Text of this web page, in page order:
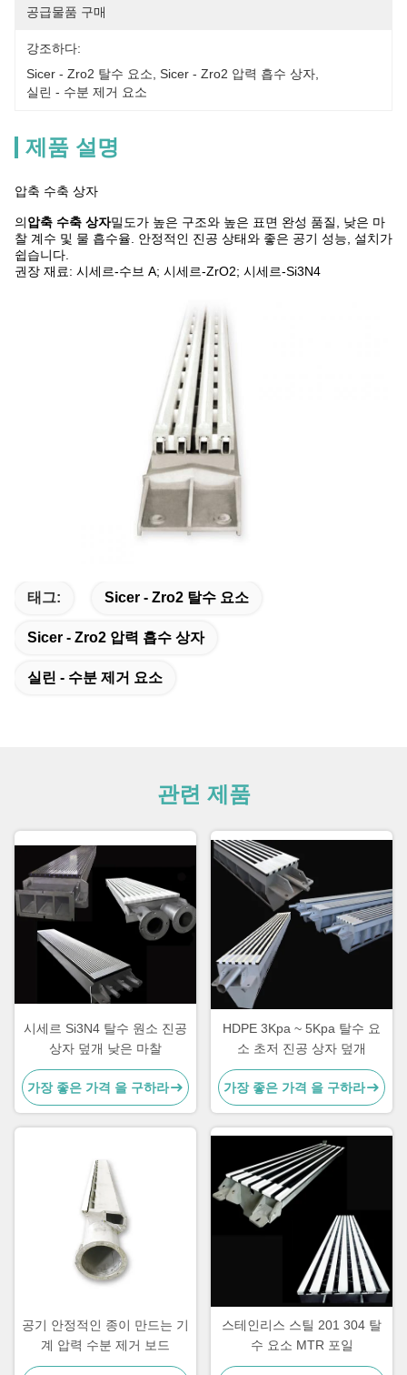
공급물품 구매
강조하다:
Sicer - Zro2 탈수 요소 Sicer - Zro2 압력 흡수 상자
실린 - 수분 제거 요소
제품 설명
압축 수축 상자
의압축 수축 상자밀도가 높은 구조와 높은 표면 완성 품질, 낮은 마
찰 계수 및 물 흡수율. 안정적인 진공 상태와 좋은 공기 성능, 설치가
쉽습니다.
권장 재료: 시세르-수브 A; 시세르-ZrO2; 시세르-Si3N4
태그: Sicer - Zro2 탈수 요소
Sicer - Zro2 압력 흡수 상자
실린 - 수분 제거 요소
관련 제품
시세르 Si3N4 탈수 원소 진공
상자 덮개 낮은 마찰
가장 좋은 가격 을 구하라
HDPE 3Kpa ~ 5Kpa 탈수 요
소 초저 진공 상자 덮개
가장 좋은 가격 을 구하라
공기 안정적인 종이 만드는 기
계 압력 수분 제거 보드
스테인리스 스틸 201 304 탈
수 요소 MTR 포일